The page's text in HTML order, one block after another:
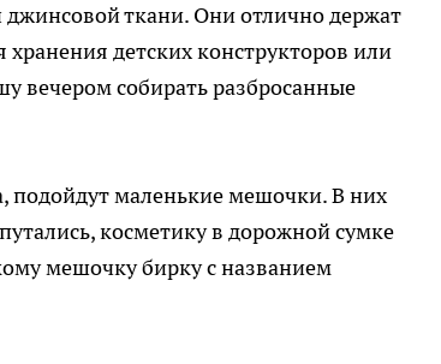
джинсовой ткани. Они отлично держат
детских конструкторов или
вечером собирать разбросанные
подойдут маленькие мешочки. В них
косметику в дорожной сумке
мешочку бирку с названием